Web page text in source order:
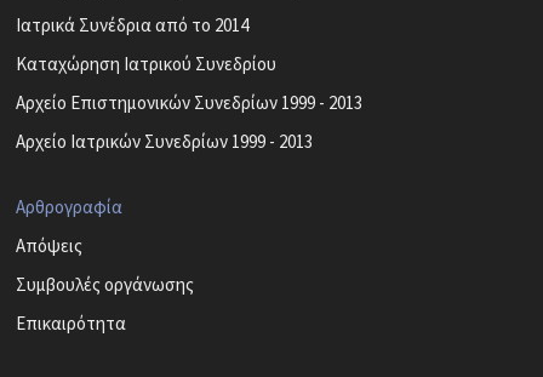
Ιατρικά Συνέδρια από το 2014
Καταχώρηση Ιατρικού Συνεδρίου
Αρχείο Επιστημονικών Συνεδρίων 1999 - 2013
Αρχείο Ιατρικών Συνεδρίων 1999 - 2013
Αρθρογραφία
Απόψεις
Συμβουλές οργάνωσης
Επικαιρότητα